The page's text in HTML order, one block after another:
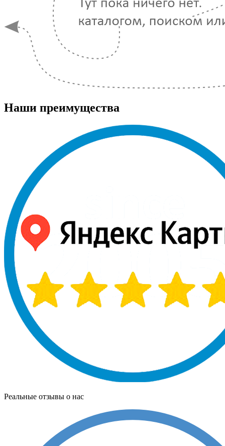
Наши преимущества
Реальные отзывы о нас